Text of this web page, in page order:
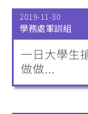
2019-11-30
學務處軍訓組
一日大學生
做做...